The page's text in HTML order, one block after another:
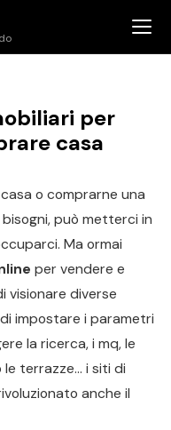
per
casa
o comprarne una
può metterci in
Ma ormai
per vendere e
visionare diverse
impostare i parametri
la ricerca, i mq, le
le terrazze… i siti di
anche il